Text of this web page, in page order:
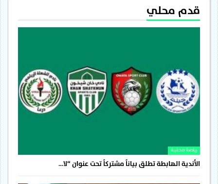
قدم محلي
رياضة محلية
الأندية الهابطة تطلق بياناً مشتركاً تحت عنوان “لا…